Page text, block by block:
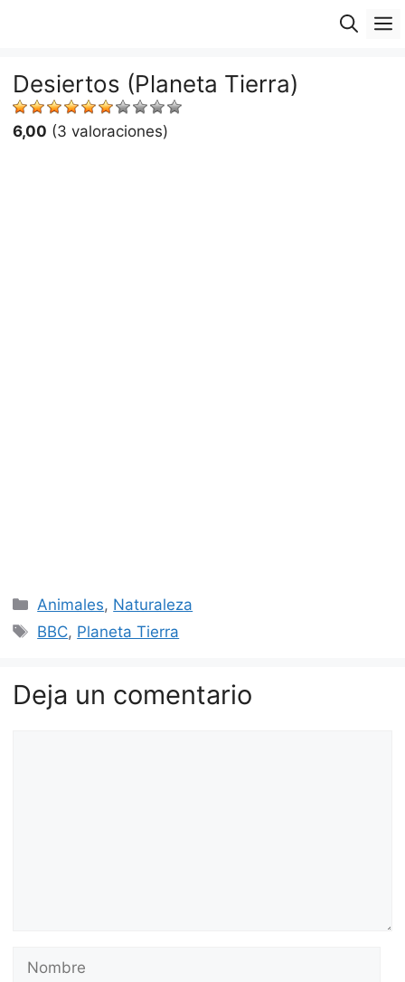
Desiertos (Planeta Tierra)
6,00 (3 valoraciones)
Categorías
Animales, Naturaleza
Etiquetas
BBC, Planeta Tierra
Deja un comentario
Nombre